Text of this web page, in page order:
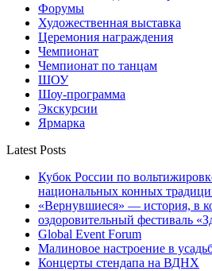
Форумы
Художественная выставка
Церемония награждения
Чемпионат
Чемпионат по танцам
ШОУ
Шоу-программа
Экскурсии
Ярмарка
Latest Posts
Кубок России по
национальных конных
«Вернувшиеся» — история, в
оздоровительный фестиваль
Global Event Forum
Малиновое настроение в
Концерты стендапа на ВДНХ